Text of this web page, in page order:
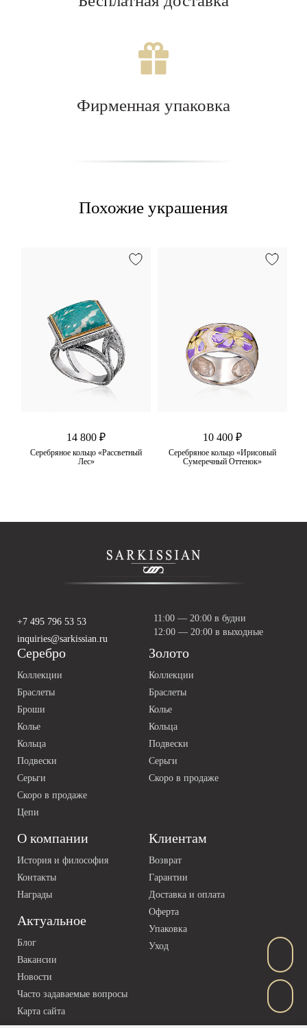
Фирменная упаковка
Похожие украшения
14 800 ₽
Серебряное кольцо «Рассветный
Лес»
10 400 ₽
Серебряное кольцо «Ирисовый
Сумеречный Оттенок»
О компании
История и философия
Контакты
Награды
Актуальное
Блог
Вакансии
Новости
Часто задаваемые вопросы
Карта сайта
Клиентам
Возврат
Гарантии
Доставка и оплата
Оферта
Упаковка
Уход
Серебро
Коллекции
Браслеты
Броши
Колье
Кольца
Подвески
Серьги
Скоро в продаже
Цепи
Золото
Коллекции
Браслеты
Колье
Кольца
Подвески
Серьги
Скоро в продаже
+7 495 796 53 53
inquiries@sarkissian.ru
11:00 — 20:00 в будни
12:00 — 20:00 в выходные